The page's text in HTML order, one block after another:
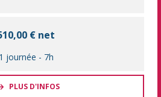
€ net
1 journée - 7h
PLUS D'INFOS